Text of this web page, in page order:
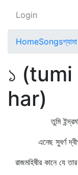
Login
HomeSongs
১
har)
তুমি
এনেছ সুবর্ণ
রাজমহিষীর কানে যে